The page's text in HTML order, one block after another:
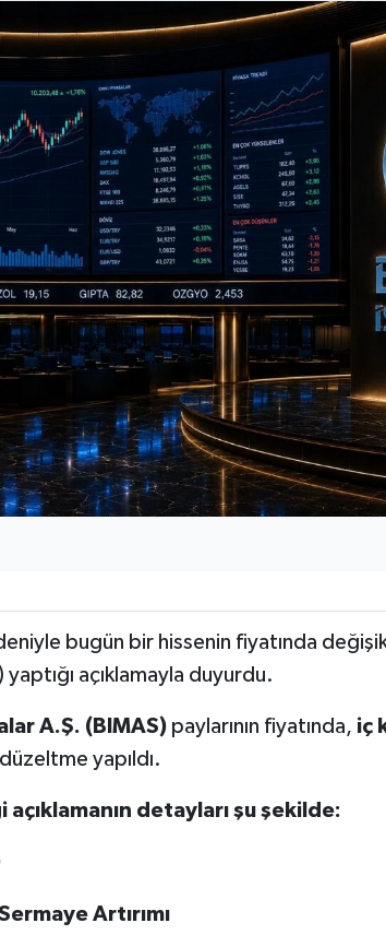
bugün bir hissenin fiyatında
açıklamayla duyurdu.
A.Ş. (BIMAS) paylarının fiyatında, iç
yapıldı.
detayları şu şekilde:
Artırımı